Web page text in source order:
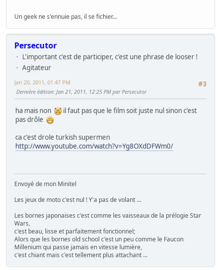
Un geek ne s'ennuie pas, il se fichier...
Persecutor
L'important c'est de participer, c'est une phrase de looser !
Agitateur
#3
Jan 20, 2011, 01:47 PM
Dernière édition: Jan 21, 2011, 12:25 PM par Persecutor
ha mais non
il faut pas que le film soit juste nul sinon c'est
pas drôle
ca c'est drole turkish supermen
http://www.youtube.com/watch?v=Yg8OXdDFWm0/
Envoyé de mon Minitel
Les jeux de moto c'est nul ! Y'a pas de volant ...
Les bornes japonaises c'est comme les vaisseaux de la prélogie Star
Wars,
c'est beau, lisse et parfaitement fonctionnel;
Alors que les bornes old school c'est un peu comme le Faucon
Millenium qui passe jamais en vitesse lumière,
c'est chiant mais c'est tellement plus attachant ...